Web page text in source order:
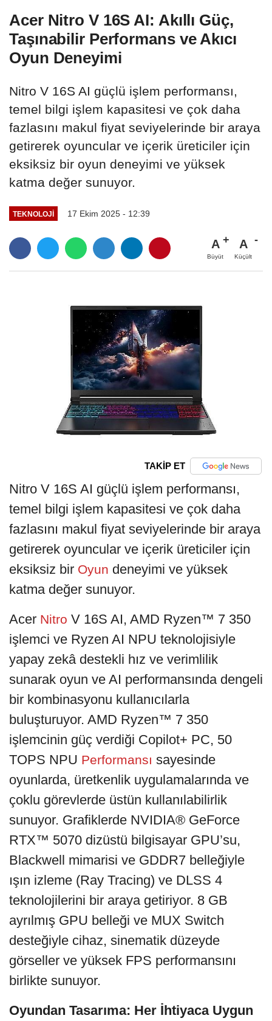
Acer Nitro V 16S AI: Akıllı Güç,
Taşınabilir Performans ve Akıcı
Oyun Deneyimi
Nitro V 16S AI güçlü işlem performansı,
temel bilgi işlem kapasitesi ve çok daha
fazlasını makul fiyat seviyelerinde bir araya
getirerek oyuncular ve içerik üreticiler için
eksiksiz bir oyun deneyimi ve yüksek
katma değer sunuyor.
TEKNOLOJI 17 Ekim 2025 - 12:39
A
Büyüt
A
Küçült
TAKİP ET
Nitro V 16S AI güçlü işlem performansı,
temel bilgi işlem kapasitesi ve çok daha
fazlasını makul fiyat seviyelerinde bir araya
getirerek oyuncular ve içerik üreticiler için
eksiksiz bir Oyun deneyimi ve yüksek
katma değer sunuyor.
Acer Nitro V 16S AI, AMD Ryzen™ 7 350
işlemci ve Ryzen AI NPU teknolojisiyle
yapay zekâ destekli hız ve verimlilik
sunarak oyun ve AI performansında dengeli
bir kombinasyonu kullanıcılarla
buluşturuyor. AMD Ryzen™ 7 350
işlemcinin güç verdiği Copilot+ PC, 50
TOPS NPU Performansı sayesinde
oyunlarda, üretkenlik uygulamalarında ve
çoklu görevlerde üstün kullanılabilirlik
sunuyor. Grafiklerde NVIDIA® GeForce
RTX™ 5070 dizüstü bilgisayar GPU’su,
Blackwell mimarisi ve GDDR7 belleğiyle
ışın izleme (Ray Tracing) ve DLSS 4
teknolojilerini bir araya getiriyor. 8 GB
ayrılmış GPU belleği ve MUX Switch
desteğiyle cihaz, sinematik düzeyde
görseller ve yüksek FPS performansını
birlikte sunuyor.
Oyundan Tasarıma: Her İhtiyaca Uygun